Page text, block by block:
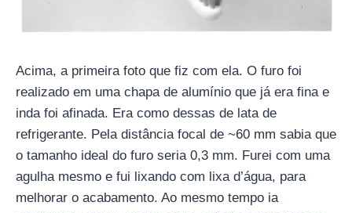
Acima, a primeira foto que fiz com ela. O furo foi
realizado em uma chapa de alumínio que já era fina e
inda foi afinada. Era como dessas de lata de
refrigerante. Pela distância focal de ~60 mm sabia que
o tamanho ideal do furo seria 0,3 mm. Furei com uma
agulha mesmo e fui lixando com lixa d’água, para
melhorar o acabamento. Ao mesmo tempo ia